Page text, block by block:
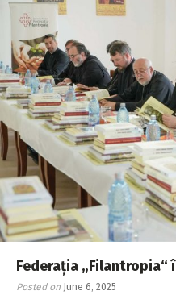
Federația „Filantropia“
Posted on June 6, 2025